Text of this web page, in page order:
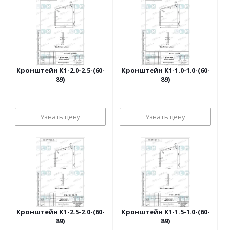
Кронштейн К1-2.0-2.5-(60-
89)
Узнать цену
Кронштейн К1-1.0-1.0-(60-
89)
Узнать цену
Кронштейн К1-2.5-2.0-(60-
89)
Кронштейн К1-1.5-1.0-(60-
89)